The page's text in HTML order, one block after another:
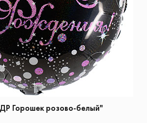
Горошек розово-белый"